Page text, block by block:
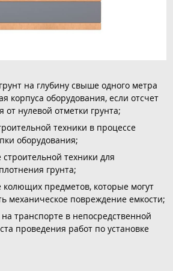
на глубину свыше одного метра
корпуса оборудования, если отсчет
от нулевой отметки грунта;
техники в процессе
оборудования;
техники для
грунта;
колющих предметов, которые могут
механическое повреждение емкости;
на транспорте в непосредственной
проведения работ по установке